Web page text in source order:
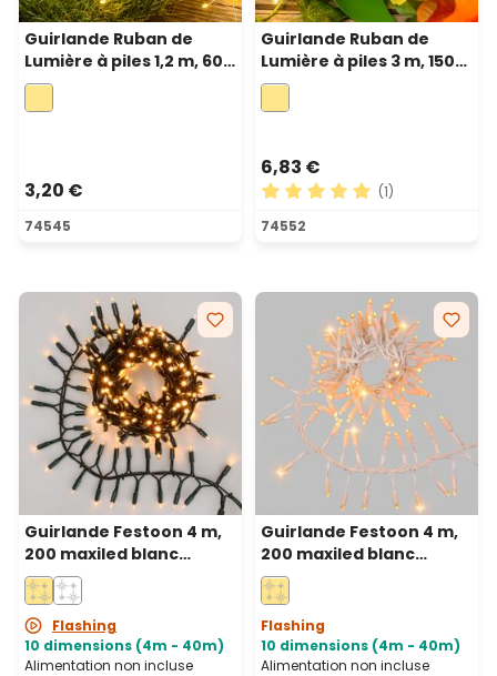
Guirlande Ruban de
Lumière à piles 1,2 m, 60
microled blanc chaud,
câble métal argenté
3,20 €
74545
Guirlande Ruban de
Lumière à piles 3 m, 150
microled blanc chaud,
câble métal argenté
6,83 €
Note moyenne de 5 sur 5
(1)
74552
Guirlande Festoon 4 m,
200 maxiled blanc
chaud, câble vert,
prolongeable, IP67
Flashing
10 dimensions (4m - 40m)
Alimentation non incluse
Guirlande Festoon 4 m,
200 maxiled blanc
chaud, câble blanc,
prolongeable, IP67
Flashing
10 dimensions (4m - 40m)
Alimentation non incluse